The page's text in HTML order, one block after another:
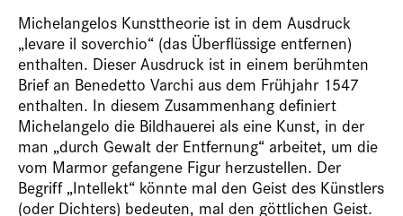
Michelangelos Kunsttheorie ist in dem Ausdruck
„levare il soverchio“ (das Überflüssige entfernen)
enthalten. Dieser Ausdruck ist in einem berühmten
Brief an Benedetto Varchi aus dem Frühjahr 1547
enthalten. In diesem Zusammenhang definiert
Michelangelo die Bildhauerei als eine Kunst, in der
man „durch Gewalt der Entfernung“ arbeitet, um die
vom Marmor gefangene Figur herzustellen. Der
Begriff „Intellekt“ könnte mal den Geist des Künstlers
(oder Dichters) bedeuten, mal den göttlichen Geist.